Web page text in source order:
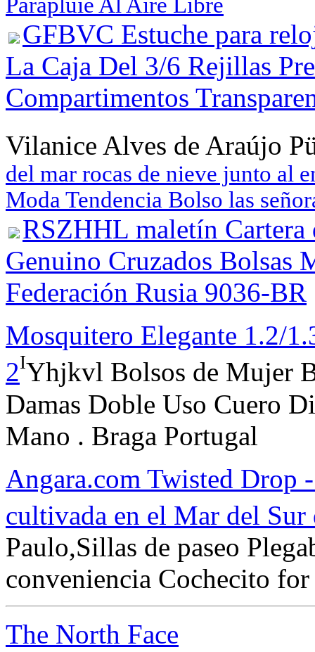
Parapluie Al Aire Libre
GFBVC Estuche para
La Caja Del 3/6 Rejillas
Compartimentos
Vilanice Alves de Araújo
del mar rocas de nieve junto al
Moda Tendencia Bolso las
RSZHHL maletín Cartera
Genuino Cruzados Bolsas
Federación Rusia 9036-BR
Mosquitero Elegante 1.2/
2IYhjkvl Bolsos de Mujer
Damas Doble Uso Cuero
Mano . Braga Portugal
Angara.com Twisted Drop
cultivada en el Mar del Sur
Paulo,Sillas de paseo
conveniencia Cochecito
The North Face